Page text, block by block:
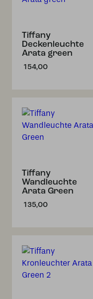
Tiffany
Deckenleuchte
Arata green
154,00
Tiffany
Wandleuchte
Arata Green
135,00